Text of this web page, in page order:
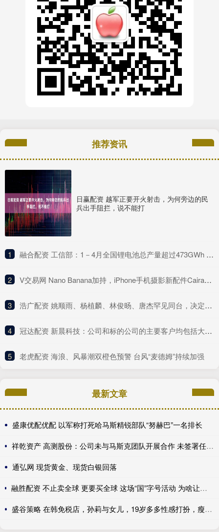
推荐资讯
日赢配资 越军正要开火射击，为何旁边的民
兵出手阻拦，说不能打
1 ​融合配资 工信部：1－4月全国锂电池总产量超过473GWh 同比增长68%
2 ​V交易网 Nano Banana加持，iPhone手机摄影新配件Caira亮相
3 ​浩广配资 姚顺雨、杨植麟、林俊旸、唐杰罕见同台，决定中国大模型未来的天才都来了
4 ​冠达配资 新晨科技：公司和标的公司的主要客户均包括大型金融机构
5 ​老虎配资 海浪、风暴潮双橙色预警 台风“麦德姆”持续加强
最新文章
盛康优配优配 以军称打死哈马斯精锐部队“努赫巴”一名排长
祥乾资产 高测股份：公司未与马斯克团队开展合作 未签署任何框架性协议或正式协议
通弘网 现货黄金、现货白银回落
融胜配资 不止卖全球 更要买全球 这场“国”字号活动 为啥让中外商会、企业沸腾了？｜一探
盛谷策略 在韩免税店，孙莉与女儿，19岁多多性感打扮，瘦腿如画_母女_亲情_母亲